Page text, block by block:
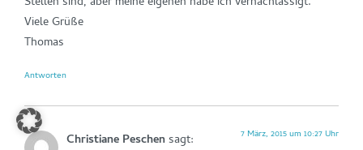
Viele Grüße
Thomas
Antworten
Christiane Peschensagt: 7 März, 2015 um 10:27 Uhr